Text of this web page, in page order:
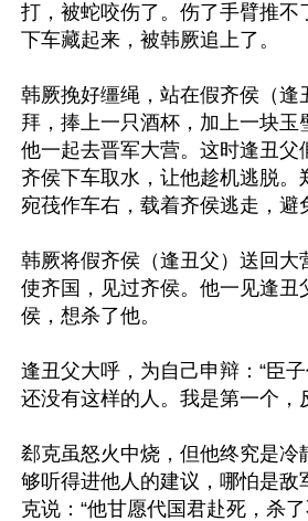
打，被蛇咬伤了。伤了手臂推不
下车藏起来，被韩厥追上了。
韩厥挽好缰绳，站在假齐侯（逢
拜，捧上一只酒杯，加上一块玉
他一起去晋军大营。这时逢丑父
齐侯下车取水，让他趁机逃脱。
宛茷作车右，载着齐侯逃走，避
韩厥将假齐侯（逢丑父）送回大
使齐国，见过齐侯。他一见逢丑
侯，想杀了他。
逢丑父大呼，为自己申辩：“臣
还没有这样的人。我是第一个，
郄克虽怒火中烧，但他终究是冷
够听得进他人的建议，哪怕是敌
克说：“他甘愿代国君赴死，杀